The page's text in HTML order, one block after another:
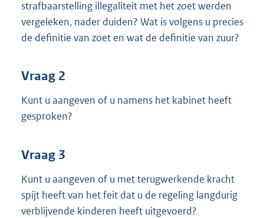
strafbaarstelling illegaliteit met het zoet werden
vergeleken, nader duiden? Wat is volgens u precies
de definitie van zoet en wat de definitie van zuur?
Vraag 2
Kunt u aangeven of u namens het kabinet heeft
gesproken?
Vraag 3
Kunt u aangeven of u met terugwerkende kracht
spijt heeft van het feit dat u de regeling langdurig
verblijvende kinderen heeft uitgevoerd?